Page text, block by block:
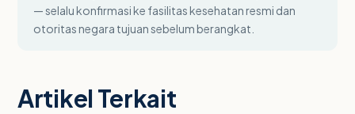
— selalu konfirmasi ke fasilitas kesehatan resmi dan
otoritas negara tujuan sebelum berangkat.
Artikel Terkait